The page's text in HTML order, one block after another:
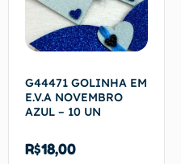
G44471 GOLINHA EM
E.V.A NOVEMBRO
AZUL – 10 UN
R$18,00